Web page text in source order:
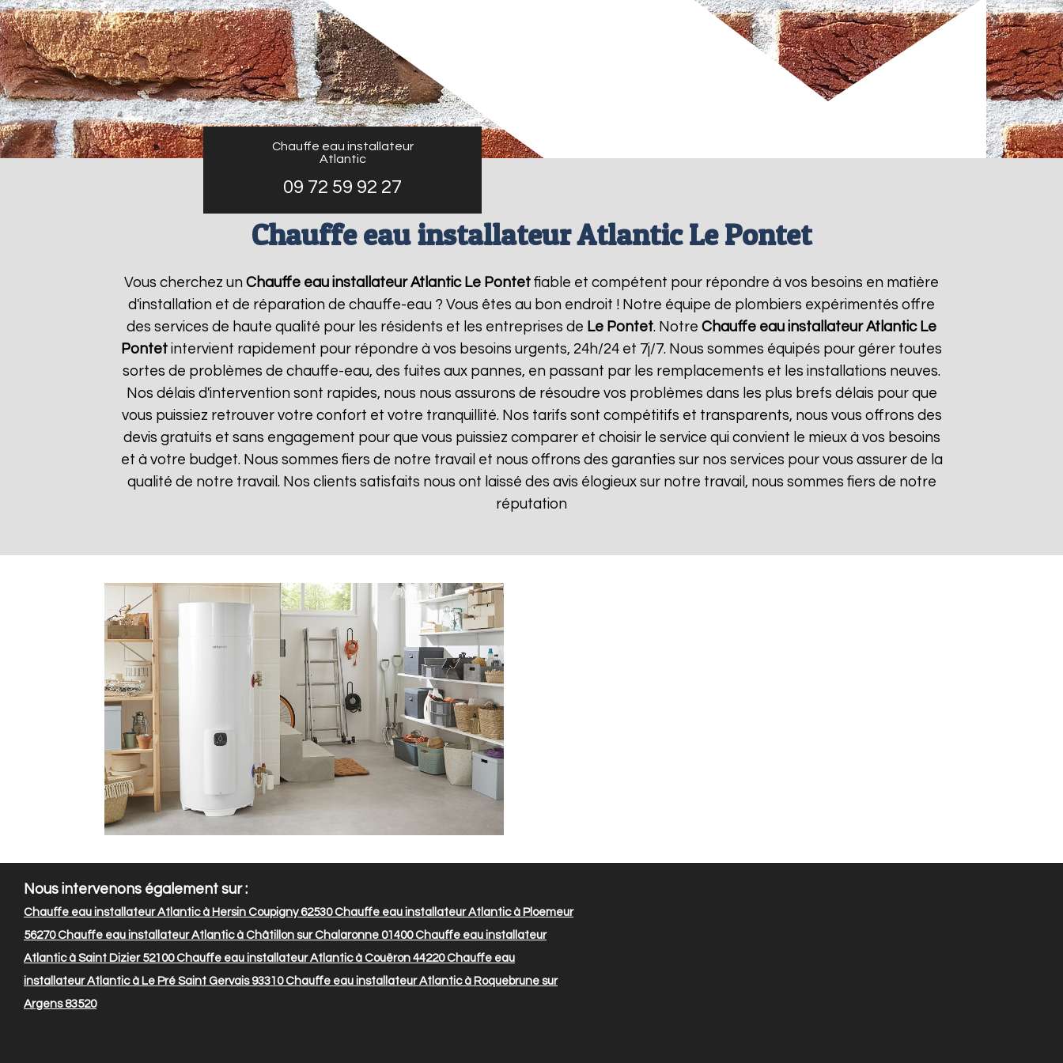
Chauffe eau installateur
Atlantic
09 72 59 92 27
Chauffe eau installateur Atlantic Le Pontet
Vous cherchez un Chauffe eau installateur Atlantic Le Pontet fiable et compétent pour répondre à vos besoins en matière
d'installation et de réparation de chauffe-eau ? Vous êtes au bon endroit ! Notre équipe de plombiers expérimentés offre
des services de haute qualité pour les résidents et les entreprises de Le Pontet. Notre Chauffe eau installateur Atlantic Le
Pontet intervient rapidement pour répondre à vos besoins urgents, 24h/24 et 7j/7. Nous sommes équipés pour gérer toutes
sortes de problèmes de chauffe-eau, des fuites aux pannes, en passant par les remplacements et les installations neuves.
Nos délais d'intervention sont rapides, nous nous assurons de résoudre vos problèmes dans les plus brefs délais pour que
vous puissiez retrouver votre confort et votre tranquillité. Nos tarifs sont compétitifs et transparents, nous vous offrons des
devis gratuits et sans engagement pour que vous puissiez comparer et choisir le service qui convient le mieux à vos besoins
et à votre budget. Nous sommes fiers de notre travail et nous offrons des garanties sur nos services pour vous assurer de la
qualité de notre travail. Nos clients satisfaits nous ont laissé des avis élogieux sur notre travail, nous sommes fiers de notre
réputation
Nous intervenons également sur :
Chauffe eau installateur Atlantic à Hersin Coupigny 62530Chauffe eau installateur Atlantic à Ploemeur
56270Chauffe eau installateur Atlantic à Châtillon sur Chalaronne 01400Chauffe eau installateur
Atlantic à Saint Dizier 52100Chauffe eau installateur Atlantic à Couëron 44220Chauffe eau
installateur Atlantic à Le Pré Saint Gervais 93310Chauffe eau installateur Atlantic à Roquebrune sur
Argens 83520